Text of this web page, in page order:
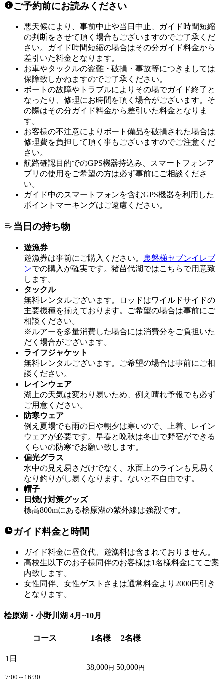
ご予約前にお読みください
悪天候により、事前中止や当日中止、ガイド時間短縮
の判断をさせて頂く場合もございますのでご了承くだ
さい。ガイド時間短縮の場合はその分ガイド料金から
差引いた料金となります。
お車やタックルの盗難・破損・事故等につきましては
保障致しかねますのでご了承ください。
ボートの故障やトラブルによりその場でガイド終了と
なったり、修理にお時間を頂く場合がございます。そ
の際はその分ガイド料金から差引いた料金となりま
す。
お客様の不注意によりボート備品を破損された場合は
修理費を負担して頂く事もございますのでご注意くだ
さい。
航路確認目的でのGPS機器持込み、スマートフォンア
プリの使用をご希望の方は必ず事前にご相談くださ
い。
ガイド中のスマートフォンを含むGPS機器を利用した
ポイントマーキングはご遠慮ください。
当日の持ち物
遊漁券
遊漁券は事前にご購入ください。 裏磐梯セブンイレブ
ンでの購入が確実です。猪苗代湖ではこちらで用意致
します。
タックル
無料レンタルございます。ロッドはワイルドサイドの
主要機種を揃えております。ご希望の場合は事前にご
相談ください。
※ルアーを多量消費した場合には消費分をご負担いた
だく場合がございます。
ライフジャケット
無料レンタルございます。ご希望の場合は事前にご相
談ください。
レインウェア
湖上の天気は変わり易いため、例え晴れ予報でも必ず
ご用意ください。
防寒ウェア
例え夏場でも雨の日や朝夕は寒いので、上着、レイン
ウェアが必要です。早春と晩秋は冬山で野宿ができる
くらいの防寒でお願い致します。
偏光グラス
水中の見え易さだけでなく、水面上のラインも見易く
なり釣りがし易くなります。ないと不自由です。
帽子
日焼け対策グッズ
標高800mにある桧原湖の紫外線は強烈です。
ガイド料金と時間
ガイド料金に昼食代、遊漁料は含まれておりません。
高校生以下のお子様同伴のお客様は1名様料金にてご案
内致します。
女性同伴、女性ゲストさまは通常料金より2000円引き
となります。
桧原湖・小野川湖 4月~10月
コース 1名様 2名様
1日
7:00～16:30
38,000円 50,000円